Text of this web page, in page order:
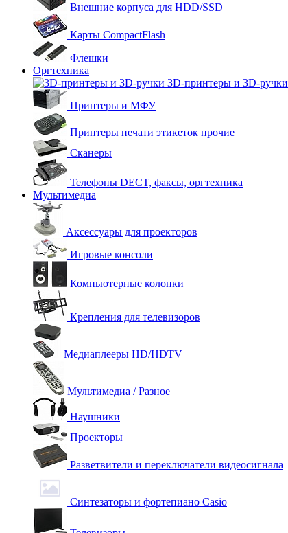
Внешние корпуса для HDD/SSD
Карты CompactFlash
Флешки
Оргтехника
3D-принтеры и 3D-ручки
Принтеры и МФУ
Принтеры печати этикеток прочие
Сканеры
Телефоны DECT, факсы, оргтехника
Мультимедиа
Аксессуары для проекторов
Игровые консоли
Компьютерные колонки
Крепления для телевизоров
Медиаплееры HD/HDTV
Мультимедиа / Разное
Наушники
Проекторы
Разветвители и переключатели видеосигнала
Синтезаторы и фортепиано Casio